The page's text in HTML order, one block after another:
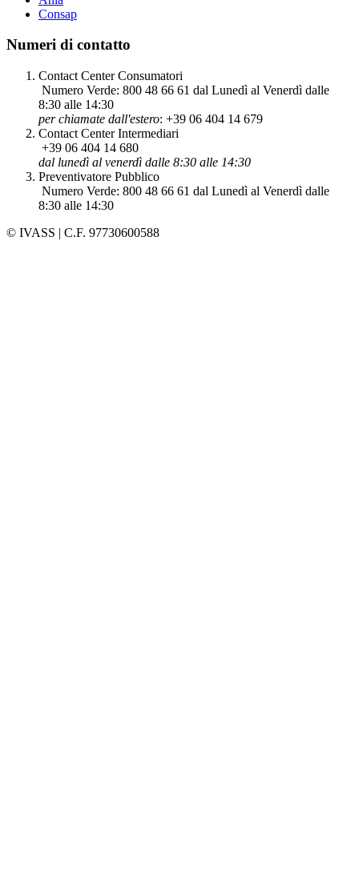
Consap
Numeri di contatto
Contact Center Consumatori
Numero Verde: 800 48 66 61 dal Lunedì al Venerdì dalle
8:30 alle 14:30
per chiamate dall'estero: +39 06 404 14 679
Contact Center Intermediari
+39 06 404 14 680
dal lunedì al venerdì dalle 8:30 alle 14:30
Preventivatore Pubblico
Numero Verde: 800 48 66 61 dal Lunedì al Venerdì dalle
8:30 alle 14:30
© IVASS | C.F. 97730600588